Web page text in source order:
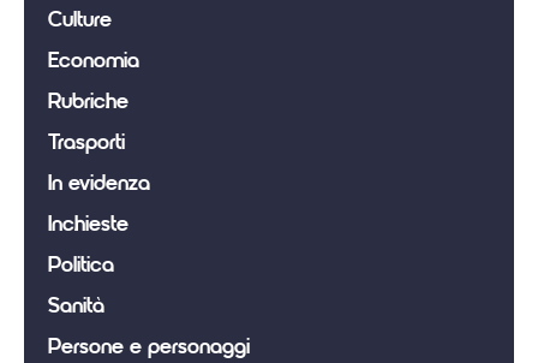
Culture
Economia
Rubriche
Trasporti
In evidenza
Inchieste
Politica
Sanità
Persone e personaggi